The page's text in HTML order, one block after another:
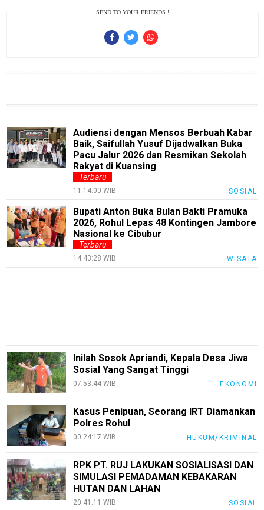
SEND TO YOUR FRIENDS !
Audiensi dengan Mensos Berbuah Kabar
Baik, Saifullah Yusuf Dijadwalkan Buka
Pacu Jalur 2026 dan Resmikan Sekolah
Rakyat di Kuansing
Terbaru
11:14:00 WIB SOSIAL
Bupati Anton Buka Bulan Bakti Pramuka
2026, Rohul Lepas 48 Kontingen Jambore
Nasional ke Cibubur
Terbaru
14:43:28 WIB WISATA
Inilah Sosok Apriandi, Kepala Desa Jiwa
Sosial Yang Sangat Tinggi
07:53:44 WIB EKONOMI
Kasus Penipuan, Seorang IRT Diamankan
Polres Rohul
00:24:17 WIB HUKUM/KRIMINAL
RPK PT. RUJ LAKUKAN SOSIALISASI DAN
SIMULASI PEMADAMAN KEBAKARAN
HUTAN DAN LAHAN
20:41:11 WIB SOSIAL
Real
Gadget
Guide
Lifestyle
Review
Pinjol
Theme
Sains
Finance
Entertain
Edukasi
InfoTerbaru
Traveling
Sport